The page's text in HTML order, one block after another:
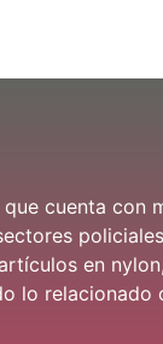
cuenta con
en
lo relacionado